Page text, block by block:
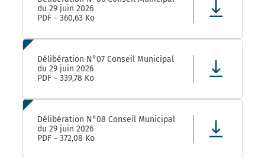
du 29 juin 2026
PDF - 360,63 Ko
Délibération N°07 Conseil Municipal
du 29 juin 2026
PDF - 339,78 Ko
Délibération N°08 Conseil Municipal
du 29 juin 2026
PDF - 372,08 Ko